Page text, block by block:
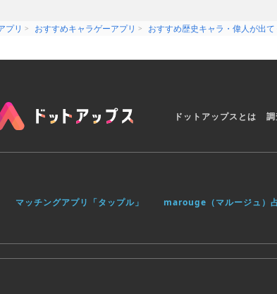
プリ おすすめキャラゲーアプリ おすすめ歴史キャラ・偉人が出
ドットアップスとは
マッチングアプリ「タップル」
marouge（マルージュ）